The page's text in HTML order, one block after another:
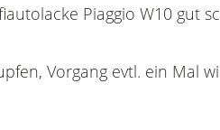
Piaggio W10
Vorgang evtl. ein Mal